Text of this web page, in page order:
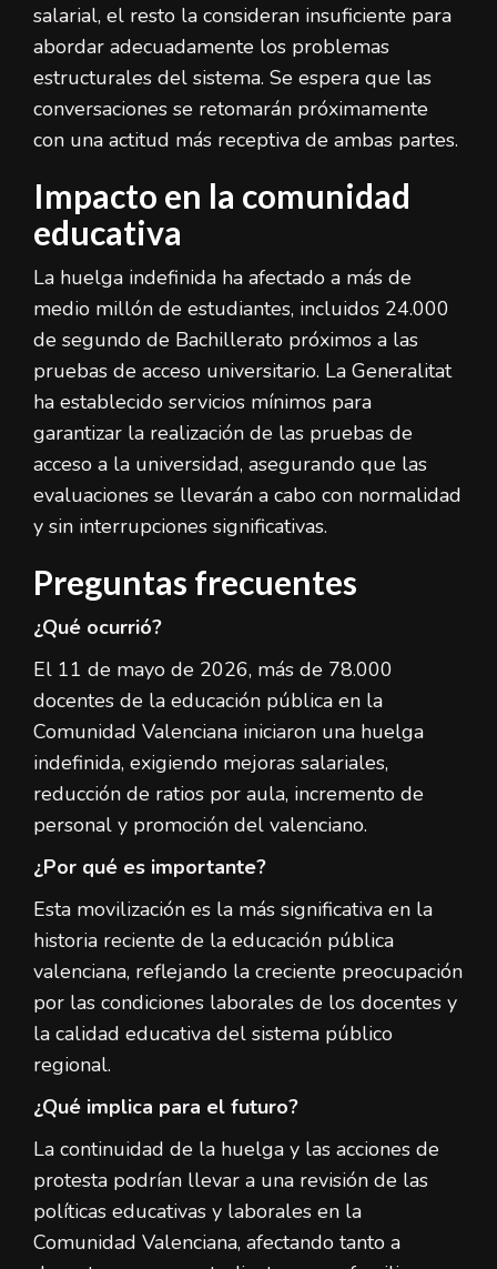
salarial, el resto la consideran insuficiente para
abordar adecuadamente los problemas
estructurales del sistema. Se espera que las
conversaciones se retomarán próximamente
con una actitud más receptiva de ambas partes.
Impacto en la comunidad
educativa
La huelga indefinida ha afectado a más de
medio millón de estudiantes, incluidos 24.000
de segundo de Bachillerato próximos a las
pruebas de acceso universitario. La Generalitat
ha establecido servicios mínimos para
garantizar la realización de las pruebas de
acceso a la universidad, asegurando que las
evaluaciones se llevarán a cabo con normalidad
y sin interrupciones significativas.
Preguntas frecuentes
¿Qué ocurrió?
El 11 de mayo de 2026, más de 78.000
docentes de la educación pública en la
Comunidad Valenciana iniciaron una huelga
indefinida, exigiendo mejoras salariales,
reducción de ratios por aula, incremento de
personal y promoción del valenciano.
¿Por qué es importante?
Esta movilización es la más significativa en la
historia reciente de la educación pública
valenciana, reflejando la creciente preocupación
por las condiciones laborales de los docentes y
la calidad educativa del sistema público
regional.
¿Qué implica para el futuro?
La continuidad de la huelga y las acciones de
protesta podrían llevar a una revisión de las
políticas educativas y laborales en la
Comunidad Valenciana, afectando tanto a